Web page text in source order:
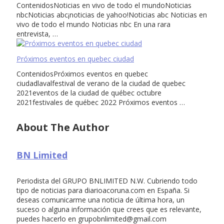
ContenidosNoticias en vivo de todo el mundoNoticias
nbcNoticias abc¡noticias de yahoo!Noticias abc Noticias en
vivo de todo el mundo Noticias nbc En una rara
entrevista, …
Próximos eventos en quebec ciudad
ContenidosPróximos eventos en quebec
ciudadlavalfestival de verano de la ciudad de quebec
2021eventos de la ciudad de québec octubre
2021festivales de québec 2022 Próximos eventos …
About The Author
BN Limited
Periodista del GRUPO BNLIMITED N.W. Cubriendo todo
tipo de noticias para diarioacoruna.com en España. Si
deseas comunicarme una noticia de última hora, un
suceso o alguna información que crees que es relevante,
puedes hacerlo en grupobnlimited@gmail.com